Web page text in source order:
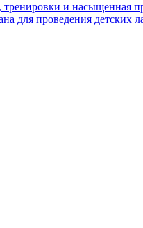
и насыщенная
для проведения детских